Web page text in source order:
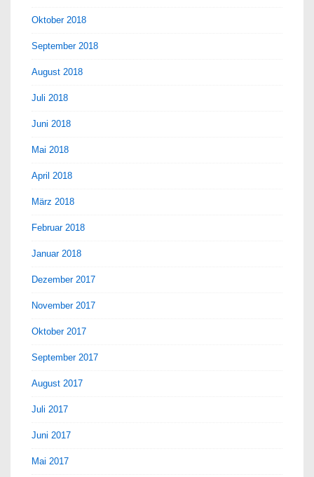
Oktober 2018
September 2018
August 2018
Juli 2018
Juni 2018
Mai 2018
April 2018
März 2018
Februar 2018
Januar 2018
Dezember 2017
November 2017
Oktober 2017
September 2017
August 2017
Juli 2017
Juni 2017
Mai 2017